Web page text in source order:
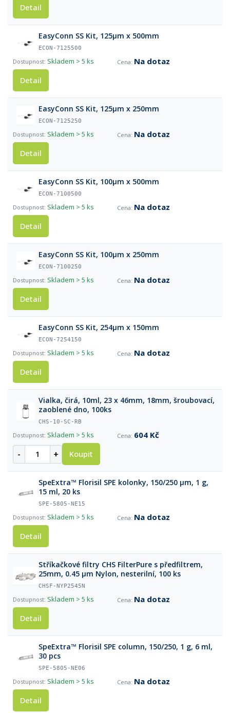
Detail
EasyConn SS Kit, 125µm x 500mm
ECON-7125500
Skladem > 5 ks
Na dotaz
Detail
EasyConn SS Kit, 125µm x 250mm
ECON-7125250
Skladem > 5 ks
Na dotaz
Detail
EasyConn SS Kit, 100µm x 500mm
ECON-7100500
Skladem > 5 ks
Na dotaz
Detail
EasyConn SS Kit, 100µm x 250mm
ECON-7100250
Skladem > 5 ks
Na dotaz
Detail
EasyConn SS Kit, 254µm x 150mm
ECON-7254150
Skladem > 5 ks
Na dotaz
Detail
Vialka, čirá, 10ml, 23 x 46mm, 18mm, šroubovací,
zaoblené dno, 100ks
CHS-10-SC-RB
Skladem > 5 ks 604 Kč
- + Koupit
SpeExtra™ Florisil SPE kolonky, 150/250 µm, 1 g,
15 ml, 20 ks
SPE-5805-NE15
Skladem > 5 ks
Na dotaz
Detail
Stříkačkové filtry CHS FilterPure s předfiltrem,
25mm, 0.45 µm Nylon, nesterilní, 100 ks
CHSF-NYP2545N
Skladem > 5 ks
Na dotaz
Detail
SpeExtra™ Florisil SPE column, 150/250, 1 g, 6 ml,
30 pcs
SPE-5805-NE06
Skladem > 5 ks
Na dotaz
Detail